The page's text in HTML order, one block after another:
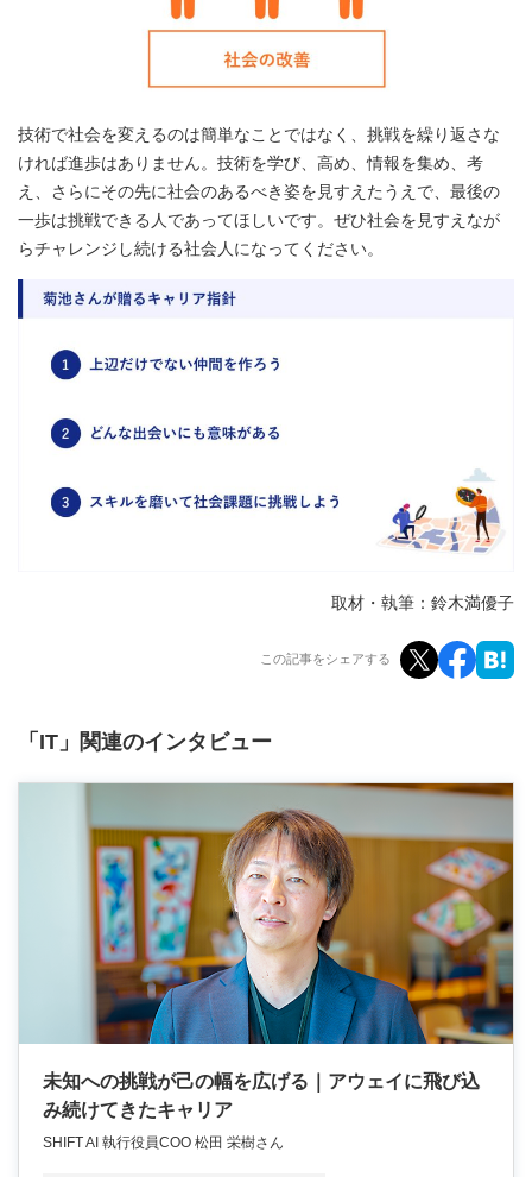
技術で社会を変えるのは簡単なことではなく、挑戦を繰り返さな
ければ進歩はありません。技術を学び、高め、情報を集め、考
え、さらにその先に社会のあるべき姿を見すえたうえで、最後の
一歩は挑戦できる人であってほしいです。ぜひ社会を見すえなが
らチャレンジし続ける社会人になってください。
取材・執筆：鈴木満優子
この記事をシェアする
「IT」関連のインタビュー
未知への挑戦が己の幅を広げる｜アウェイに飛び込
み続けてきたキャリア
SHIFT AI 執行役員COO 松田 栄樹さん